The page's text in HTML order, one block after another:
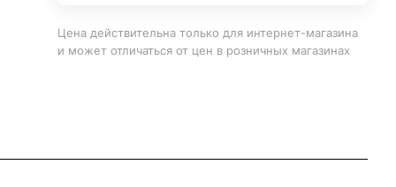
Цена действительна только для интернет-магазина
и может отличаться от цен в розничных магазинах